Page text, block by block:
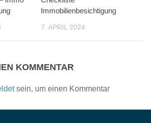
Immobilienbesichtigung
7. APRIL 2024
KOMMENTAR
sein, um einen Kommentar